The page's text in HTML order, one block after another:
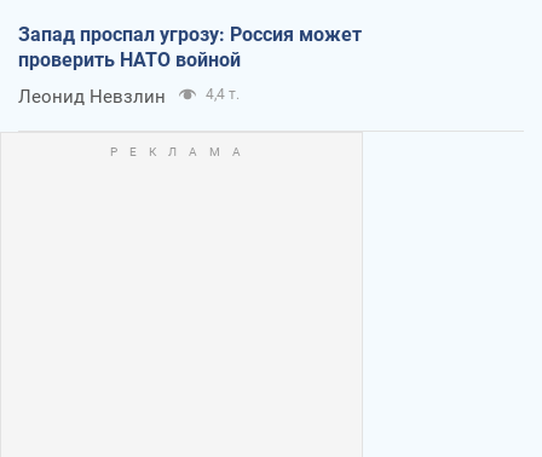
Запад проспал угрозу: Россия может
проверить НАТО войной
Леонид Невзлин 4,4 т.